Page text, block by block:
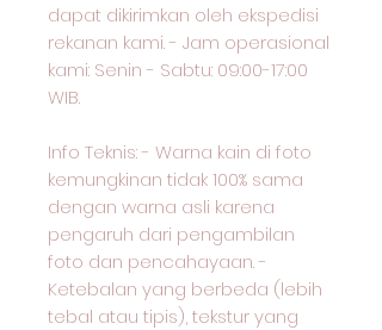
dapat dikirimkan oleh ekspedisi
rekanan kami. - Jam operasional
kami: Senin - Sabtu: 09:00-17:00
WIB.
Info Teknis: - Warna kain di foto
kemungkinan tidak 100% sama
dengan warna asli karena
pengaruh dari pengambilan
foto dan pencahayaan. -
Ketebalan yang berbeda (lebih
tebal atau tipis), tekstur yang